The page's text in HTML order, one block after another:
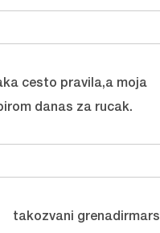
cesto pravila,a moja
danas za rucak.
takozvani grenadirmars